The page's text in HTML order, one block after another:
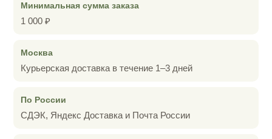
Минимальная сумма заказа
1 000 ₽
Москва
Курьерская доставка в течение 1–3 дней
По России
СДЭК, Яндекс Доставка и Почта России